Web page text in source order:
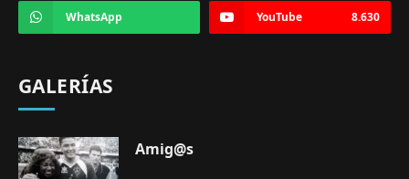
WhatsApp YouTube 8.630
GALERÍAS
Amig@s